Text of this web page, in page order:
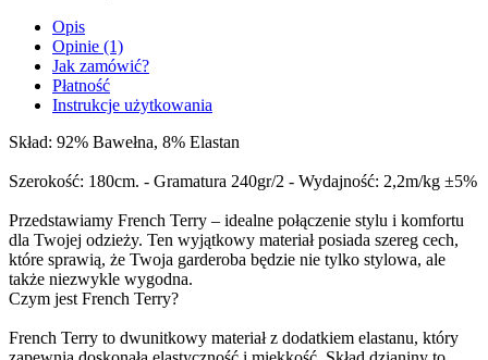
Opis
Opinie (1)
Jak zamówić?
Płatność
Instrukcje użytkowania
Skład: 92% Bawełna, 8% Elastan
Szerokość: 180cm. - Gramatura 240gr/2 - Wydajność: 2,2m/kg ±5%
Przedstawiamy French Terry – idealne połączenie stylu i komfortu
dla Twojej odzieży. Ten wyjątkowy materiał posiada szereg cech,
które sprawią, że Twoja garderoba będzie nie tylko stylowa, ale
także niezwykle wygodna.
Czym jest French Terry?
French Terry to dwunitkowy materiał z dodatkiem elastanu, który